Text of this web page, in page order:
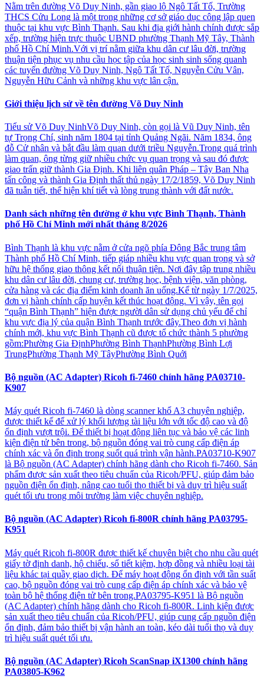
Nằm trên đường Võ Duy Ninh, gần giao lộ Ngô Tất Tố, Trường
THCS Cửu Long là một trong những cơ sở giáo dục công lập quen
thuộc tại khu vực Bình Thạnh. Sau khi địa giới hành chính được sắp
xếp, trường hiện trực thuộc UBND phường Thạnh Mỹ Tây, Thành
phố Hồ Chí Minh.Với vị trí nằm giữa khu dân cư lâu đời, trường
thuận tiện phục vụ nhu cầu học tập của học sinh sinh sống quanh
các tuyến đường Võ Duy Ninh, Ngô Tất Tố, Nguyễn Cửu Vân,
Nguyễn Hữu Cảnh và những khu vực lân cận.
Giới thiệu lịch sử về tên đường Võ Duy Ninh
Tiểu sử Võ Duy NinhVõ Duy Ninh, còn gọi là Vũ Duy Ninh, tên
tự Trọng Chí, sinh năm 1804 tại tỉnh Quảng Ngãi. Năm 1834, ông
đỗ Cử nhân và bắt đầu làm quan dưới triều Nguyễn.Trong quá trình
làm quan, ông từng giữ nhiều chức vụ quan trọng và sau đó được
giao trấn giữ thành Gia Định. Khi liên quân Pháp – Tây Ban Nha
tấn công và thành Gia Định thất thủ ngày 17/2/1859, Võ Duy Ninh
đã tuẫn tiết, thể hiện khí tiết và lòng trung thành với đất nước.
Danh sách những tên đường ở khu vực Bình Thạnh, Thành
phố Hồ Chí Minh mới nhất tháng 8/2026
Bình Thạnh là khu vực nằm ở cửa ngõ phía Đông Bắc trung tâm
Thành phố Hồ Chí Minh, tiếp giáp nhiều khu vực quan trọng và sở
hữu hệ thống giao thông kết nối thuận tiện. Nơi đây tập trung nhiều
khu dân cư lâu đời, chung cư, trường học, bệnh viện, văn phòng,
cửa hàng và các địa điểm kinh doanh ăn uống.Kể từ ngày 1/7/2025,
đơn vị hành chính cấp huyện kết thúc hoạt động. Vì vậy, tên gọi
“quận Bình Thạnh” hiện được người dân sử dụng chủ yếu để chỉ
khu vực địa lý của quận Bình Thạnh trước đây.Theo đơn vị hành
chính mới, khu vực Bình Thạnh cũ được tổ chức thành 5 phường
gồm:Phường Gia ĐịnhPhường Bình ThạnhPhường Bình Lợi
TrungPhường Thạnh Mỹ TâyPhường Bình Quới
Bộ nguồn (AC Adapter) Ricoh fi-7460 chính hãng PA03710-
K907
Máy quét Ricoh fi-7460 là dòng scanner khổ A3 chuyên nghiệp,
được thiết kế để xử lý khối lượng tài liệu lớn với tốc độ cao và độ
ổn định vượt trội. Để thiết bị hoạt động liên tục và bảo vệ các linh
kiện điện tử bên trong, bộ nguồn đóng vai trò cung cấp điện áp
chính xác và ổn định trong suốt quá trình vận hành.PA03710-K907
là Bộ nguồn (AC Adapter) chính hãng dành cho Ricoh fi-7460. Sản
phẩm được sản xuất theo tiêu chuẩn của Ricoh/PFU, giúp đảm bảo
nguồn điện ổn định, nâng cao tuổi thọ thiết bị và duy trì hiệu suất
quét tối ưu trong môi trường làm việc chuyên nghiệp.
Bộ nguồn (AC Adapter) Ricoh fi-800R chính hãng PA03795-
K951
Máy quét Ricoh fi-800R được thiết kế chuyên biệt cho nhu cầu quét
giấy tờ định danh, hộ chiếu, sổ tiết kiệm, hợp đồng và nhiều loại tài
liệu khác tại quầy giao dịch. Để máy hoạt động ổn định với tần suất
cao, bộ nguồn đóng vai trò cung cấp điện áp chính xác và bảo vệ
toàn bộ hệ thống điện tử bên trong.PA03795-K951 là Bộ nguồn
(AC Adapter) chính hãng dành cho Ricoh fi-800R. Linh kiện được
sản xuất theo tiêu chuẩn của Ricoh/PFU, giúp cung cấp nguồn điện
ổn định, đảm bảo thiết bị vận hành an toàn, kéo dài tuổi thọ và duy
trì hiệu suất quét tối ưu.
Bộ nguồn (AC Adapter) Ricoh ScanSnap iX1300 chính hãng
PA03805-K962